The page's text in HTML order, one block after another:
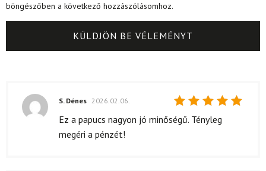
böngészőben a következő hozzászólásomhoz.
Értékelés:
5 / 5
S. Dénes 2026.02.06.
Ez a papucs nagyon jó minőségű. Tényleg
megéri a pénzét!